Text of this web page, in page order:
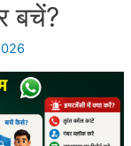
बचें?